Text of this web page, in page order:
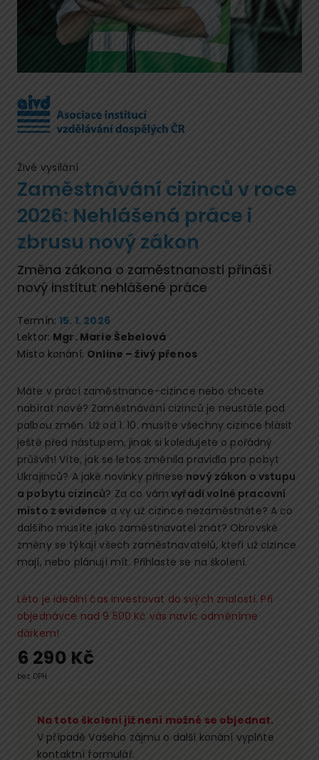
Živé vysílání
Zaměstnávání cizinců v roce
2026: Nehlášená práce i
zbrusu nový zákon
Změna zákona o zaměstnanosti přináší
nový institut nehlášené práce
Termín:15. 1. 2026
Lektor: Mgr. Marie Šebelová
Místo konání: Online – živý přenos
Máte v práci zaměstnance-cizince nebo chcete
nabírat nové? Zaměstnávání cizinců je neustále pod
palbou změn. Už od 1. 10. musíte všechny cizince hlásit
ještě před nástupem, jinak si koledujete o pořádný
průšvih! Víte, jak se letos změnila pravidla pro pobyt
Ukrajinců? A jaké novinky přinese nový zákon o vstupu
a pobytu cizinců? Za co vám vyřadí volné pracovní
místo z evidence a vy už cizince nezaměstnáte? A co
dalšího musíte jako zaměstnavatel znát? Obrovské
změny se týkají všech zaměstnavatelů, kteří už cizince
mají, nebo plánují mít. Přihlaste se na školení.
Léto je ideální čas investovat do svých znalostí. Při
objednávce nad 9 500 Kč vás navíc odměníme
dárkem!
6 290 Kč
bez DPH
Na toto školení již není možné se objednat.
V případě Vašeho zájmu o další konání vyplňte
kontaktní formulář.